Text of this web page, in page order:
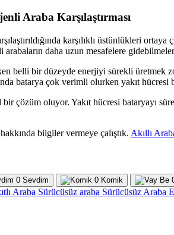
Araba Karşılaştırması
karşılıklı üstünlükleri
arabaların daha uzun mesafelere
belli bir düzeyde enerjiyi sürekli üretmek
batarya çok verimli olurken yakıt hücresi
çözüm oluyor. Yakıt hücresi bataryayı
bilgiler vermeye çalıştık. Akıllı
0 Sevdim 0 Komik
Araba Sürücüsüz araba Sürücüsüz Araba